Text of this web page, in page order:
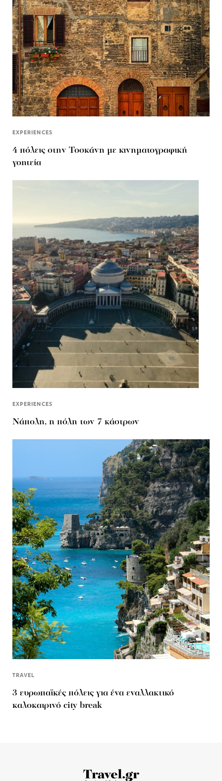
EXPERIENCES
4 πόλεις στην Τοσκάνη με κινηματογραφική
γοητεία
EXPERIENCES
Νάπολη, η πόλη των 7 κάστρων
TRAVEL
3 ευρωπαϊκές πόλεις για ένα εναλλακτικό
καλοκαιρινό city break